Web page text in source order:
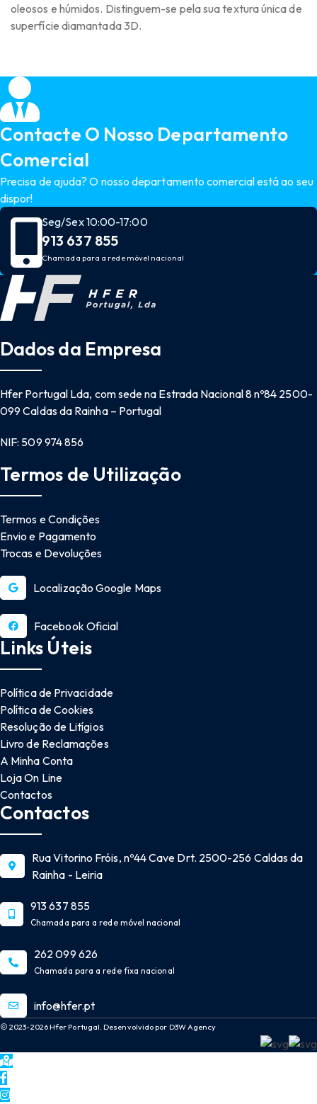
oleosos e húmidos. Distinguem-se pela sua textura única de
superfície diamantada 3D.
Contacte O Nosso Departamento
Comercial
Precisa de ajuda? O nosso departamento comercial está ao seu
dispor!
Seg/Sex 10:00-17:00
913 637 855
Chamada para a rede móvel nacional
Dados da Empresa
Hfer Portugal Lda, com sede na Estrada Nacional 8 nº84 2500-
099 Caldas da Rainha – Portugal
NIF: 509 974 856
Termos de Utilização
Termos e Condições
Envio e Pagamento
Trocas e Devoluções
Localização Google Maps
Facebook Oficial
Links Úteis
Política de Privacidade
Política de Cookies
Resolução de Litígios
Livro de Reclamações
A Minha Conta
Loja On Line
Contactos
Contactos
Rua Vitorino Fróis, nº44 Cave Drt. 2500-256 Caldas da
Rainha - Leiria
913 637 855
Chamada para a rede móvel nacional
262 099 626
Chamada para a rede fixa nacional
info@hfer.pt
2023-2026 Hfer Portugal. Desenvolvido por D3W Agency